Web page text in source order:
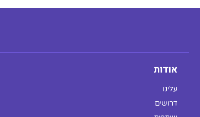
אודות
עלינו
דרושים